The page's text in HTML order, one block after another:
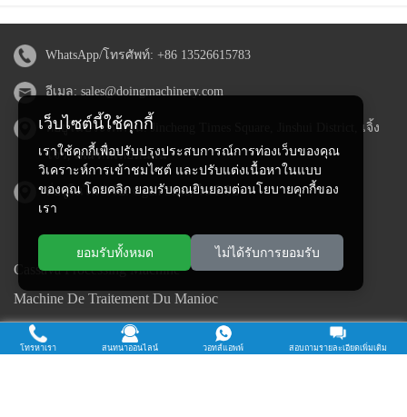
WhatsApp/โทรศัพท์: +86 13526615783
อีเมล: sales@doingmachinery.com
ที่อยู่ในประเทศจีน: Jincheng Times Square, Jinshui District, เจิ้ง
โจว, มณฑลเหอหนาน
ที่อยู่ในไนจีเรีย: Ogun State, ไนจีเรีย
Cassava Processing Machine
Machine De Traitement Du Manioc
Máquina de procesamiento de yuca
Máy chế biến sắn
เว็บไซต์นี้ใช้คุกกี้
เราใช้คุกกี้เพื่อปรับปรุงประสบการณ์การท่องเว็บของคุณ
วิเคราะห์การเข้าชมไซต์ และปรับแต่งเนื้อหาในแบบ
ของคุณ โดยคลิก ยอมรับคุณยินยอมต่อนโยบายคุกกี้ของ
เรา
ยอมรับทั้งหมด ไม่ได้รับการยอมรับ
โทรหาเรา สนทนาออนไลน์ วอทส์แอพพ์ สอบถามรายละเอียดเพิ่มเติม